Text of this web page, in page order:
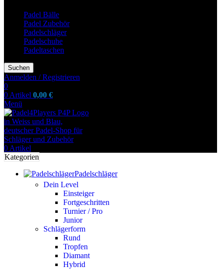
Padel Bälle
Padel Zubehör
Padelschläger
Padelschuhe
Padeltaschen
Suchen
Anmelden / Registrieren
0
0 Artikel 0,00 €
Menü
0 Artikel
Kategorien
Padelschläger
Dein Level
Einsteiger
Fortgeschritten
Turnier / Pro
Junior
Schlägerform
Rund
Tropfen
Diamant
Hybrid